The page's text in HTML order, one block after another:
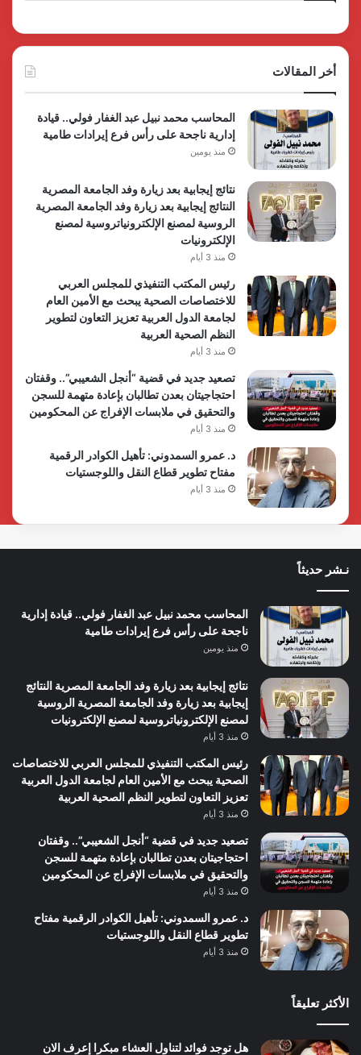
أخر المقالات
المحاسب محمد نبيل عبد الغفار فولي.. قيادة
إدارية ناجحة على رأس فرع إيرادات طامية
منذ يومين
نتائج إيجابية بعد زيارة وفد الجامعة المصرية
النتائج إيجابية بعد زيارة وفد الجامعة المصرية
الروسية لمصنع الإلكترونياتروسية لمصنع
الإلكترونيات
منذ 3 أيام
رئيس المكتب التنفيذي للمجلس العربي
للاختصاصات الصحية يبحث مع الأمين العام
لجامعة الدول العربية تعزيز التعاون لتطوير
النظم الصحية العربية
منذ 3 أيام
تصعيد جديد في قضية “أنجل الشعيبي”.. وقفتان
احتجاجيتان بعدن تطالبان بإعادة متهمة للسجن
والتحقيق في ملابسات الإفراج عن المحكومين
منذ 3 أيام
د. عمرو السمدوني: تأهيل الكوادر الرقمية
مفتاح تطوير قطاع النقل واللوجستيات
منذ 3 أيام
نـشر حديثاً
المحاسب محمد نبيل عبد الغفار فولي.. قيادة إدارية
ناجحة على رأس فرع إيرادات طامية
منذ يومين
نتائج إيجابية بعد زيارة وفد الجامعة المصرية النتائج
إيجابية بعد زيارة وفد الجامعة المصرية الروسية
لمصنع الإلكترونياتروسية لمصنع الإلكترونيات
منذ 3 أيام
رئيس المكتب التنفيذي للمجلس العربي للاختصاصات
الصحية يبحث مع الأمين العام لجامعة الدول العربية
تعزيز التعاون لتطوير النظم الصحية العربية
منذ 3 أيام
تصعيد جديد في قضية “أنجل الشعيبي”.. وقفتان
احتجاجيتان بعدن تطالبان بإعادة متهمة للسجن
والتحقيق في ملابسات الإفراج عن المحكومين
منذ 3 أيام
د. عمرو السمدوني: تأهيل الكوادر الرقمية مفتاح
تطوير قطاع النقل واللوجستيات
منذ 3 أيام
الأكثر تعليقاً
هل توجد فوائد لتناول العشاء مبكرا إعرف الان